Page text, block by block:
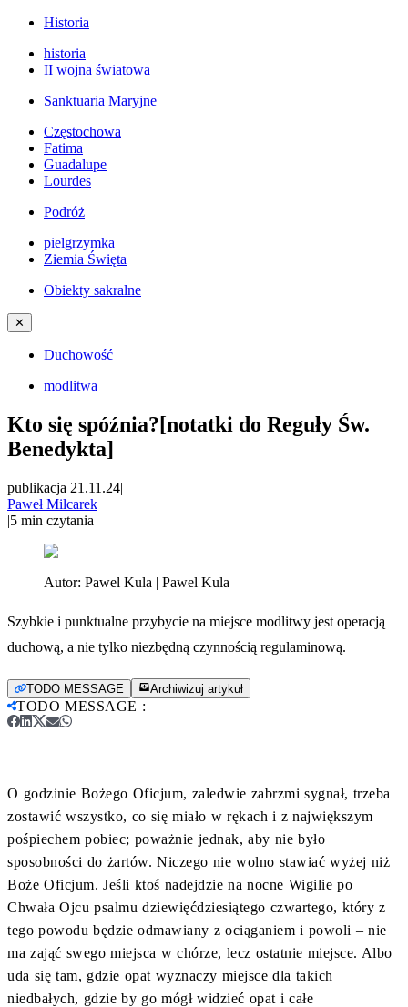
Historia
historia
II wojna światowa
Sanktuaria Maryjne
Częstochowa
Fatima
Guadalupe
Lourdes
Podróż
pielgrzymka
Ziemia Święta
Obiekty sakralne
✕
Duchowość
modlitwa
Kto się spóźnia?[notatki do Reguły Św.
Benedykta]
publikacja 21.11.24|
Paweł Milcarek
|5 min czytania
Autor: Pawel Kula | Pawel Kula
Szybkie i punktualne przybycie na miejsce modlitwy jest operacją
duchową, a nie tylko niezbędną czynnością regulaminową.
TODO MESSAGE Archiwizuj artykuł
TODO MESSAGE :
O godzinie Bożego Oficjum, zaledwie zabrzmi sygnał, trzeba
zostawić wszystko, co się miało w rękach i z największym
pośpiechem pobiec; poważnie jednak, aby nie było
sposobności do żartów. Niczego nie wolno stawiać wyżej niż
Boże Oficjum. Jeśli ktoś nadejdzie na nocne Wigilie po
Chwała Ojcu psalmu dziewięćdziesiątego czwartego, który z
tego powodu będzie odmawiany z ociąganiem i powoli – nie
ma zająć swego miejsca w chórze, lecz ostatnie miejsce. Albo
uda się tam, gdzie opat wyznaczy miejsce dla takich
niedbałych, gdzie by go mógł widzieć opat i całe